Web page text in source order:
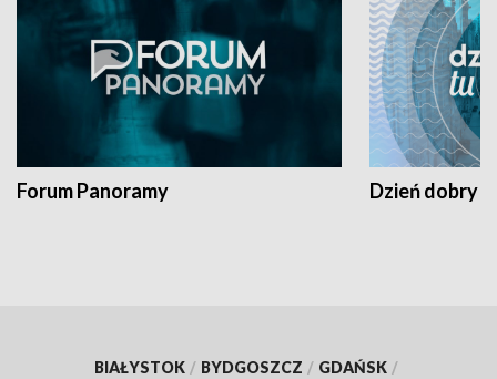
Forum Panoramy Dzień dobry
BIAŁYSTOK / BYDGOSZCZ / GDAŃSK /